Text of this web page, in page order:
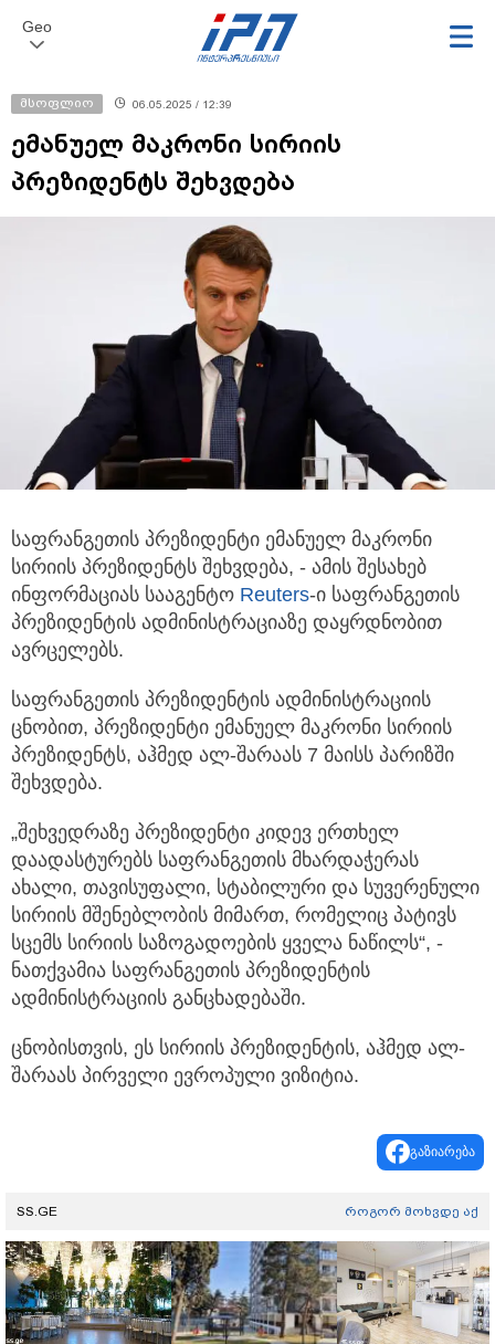
Geo
მსოფლიო 06.05.2025 / 12:39
ემანუელ მაკრონი სირიის
პრეზიდენტს შეხვდება
საფრანგეთის პრეზიდენტი ემანუელ მაკრონი
სირიის პრეზიდენტს შეხვდება, - ამის შესახებ
ინფორმაციას სააგენტო Reuters-ი საფრანგეთის
პრეზიდენტის ადმინისტრაციაზე დაყრდნობით
ავრცელებს.
საფრანგეთის პრეზიდენტის ადმინისტრაციის
ცნობით, პრეზიდენტი ემანუელ მაკრონი სირიის
პრეზიდენტს, აჰმედ ალ-შარაას 7 მაისს პარიზში
შეხვდება.
„შეხვედრაზე პრეზიდენტი კიდევ ერთხელ
დაადასტურებს საფრანგეთის მხარდაჭერას
ახალი, თავისუფალი, სტაბილური და სუვერენული
სირიის მშენებლობის მიმართ, რომელიც პატივს
სცემს სირიის საზოგადოების ყველა ნაწილს“, -
ნათქვამია საფრანგეთის პრეზიდენტის
ადმინისტრაციის განცხადებაში.
ცნობისთვის, ეს სირიის პრეზიდენტის, აჰმედ ალ-
შარაას პირველი ევროპული ვიზიტია.
გაზიარება
SS.GE როგორ მოხვდე აქ